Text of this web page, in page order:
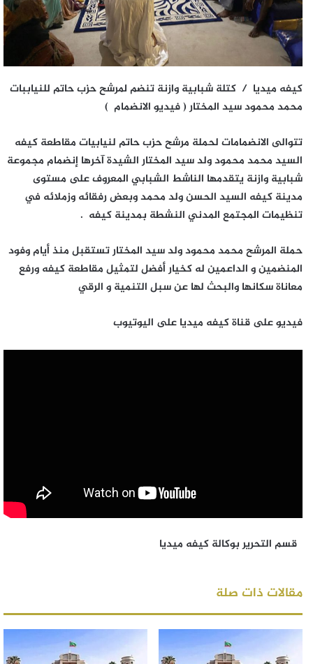
كيفه ميديا / كتلة شبابية وازنة تنضم لمرشح حزب حاتم للنياببات
محمد محمود سيد المختار ( فيديو الانضمام )
تتوالى الانضمامات لحملة مرشح حزب حاتم لنيابيات مقاطعة كيفه
السيد محمد محمود ولد سيد المختار الشيدة آخرها إنضمام مجموعة
شبابية وازنة يتقدمها الناشط الشبابي المعروف على مستوى
مدينة كيفه السيد الحسن ولد محمد وبعض رفقائه وزملائه في
تنظيمات المجتمع المدني النشطة بمدينة كيفه .
حملة المرشح محمد محمود ولد سيد المختار تستقبل منذ أيام وفود
المنضمين و الداعمين له كخيار أفضل لتمثيل مقاطعة كيفه ورفع
معاناة سكانها والبحث لها عن سبل التنمية و الرقي
فيديو على قناة كيفه ميديا على اليوتيوب
قسم التحرير بوكالة كيفه ميديا
مقالات ذات صلة